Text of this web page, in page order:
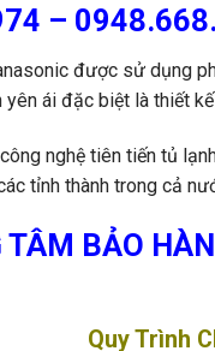
–
được sử dụng
yên ái đặc biệt là thiết
nghệ tiên tiến tủ
tỉnh thành trong cả
TÂM BẢO
Quy Trình